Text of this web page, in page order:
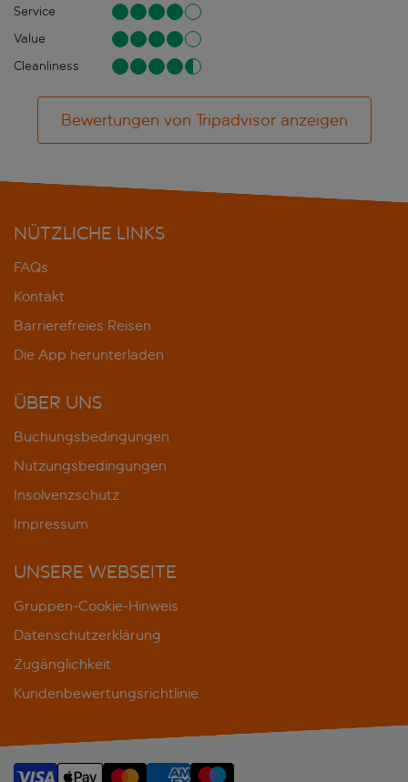
Service
Value
Cleanliness
Bewertungen von Tripadvisor anzeigen
NÜTZLICHE LINKS
FAQs
Kontakt
Barrierefreies Reisen
Die App herunterladen
ÜBER UNS
Buchungsbedingungen
Nutzungsbedingungen
Insolvenzschutz
Impressum
UNSERE WEBSEITE
Gruppen-Cookie-Hinweis
Datenschutzerklärung
Zugänglichkeit
Kundenbewertungsrichtlinie